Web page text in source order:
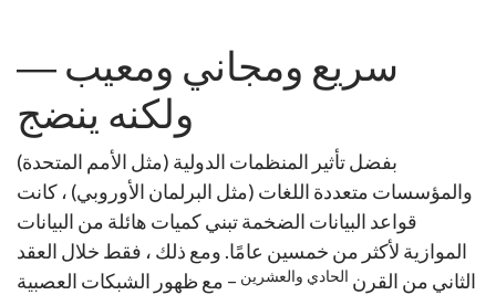
سريع ومجاني ومعيب ―
ولكنه ينضج
بفضل تأثير المنظمات الدولية (مثل الأمم المتحدة)
والمؤسسات متعددة اللغات (مثل البرلمان الأوروبي) ، كانت
قواعد البيانات الضخمة تبني كميات هائلة من البيانات
الموازية لأكثر من خمسين عامًا. ومع ذلك ، فقط خلال العقد
الثاني من القرن الحادي والعشرين – مع ظهور الشبكات العصبية